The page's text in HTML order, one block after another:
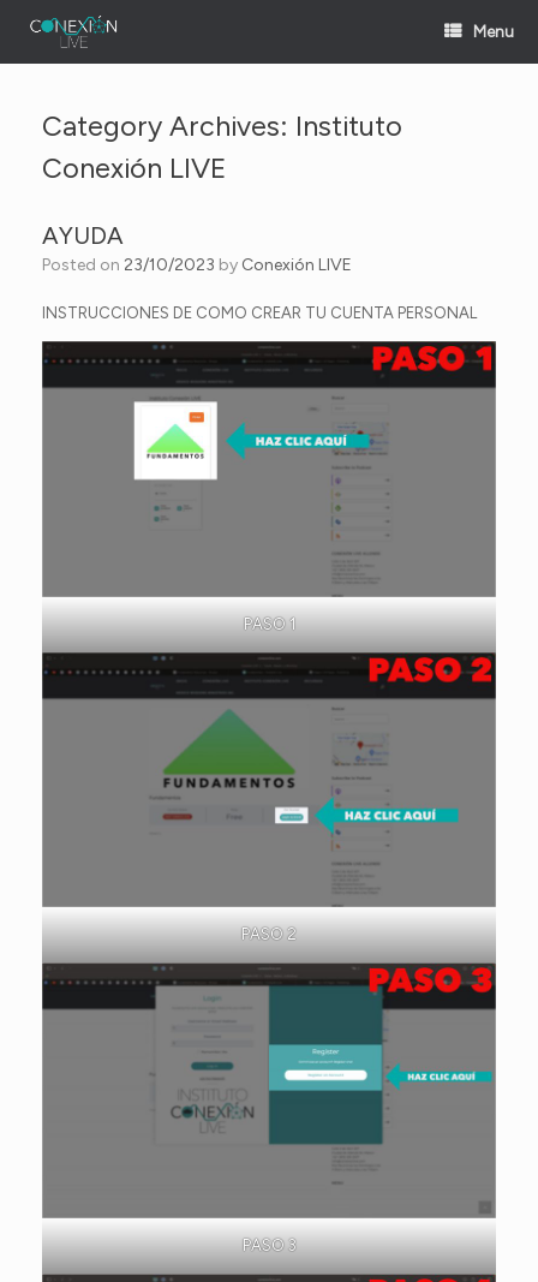
Menu
Category Archives: Instituto
Conexión LIVE
AYUDA
Posted on 23/10/2023 by Conexión LIVE
INSTRUCCIONES DE COMO CREAR TU CUENTA PERSONAL
PASO 1
PASO 2
PASO 3